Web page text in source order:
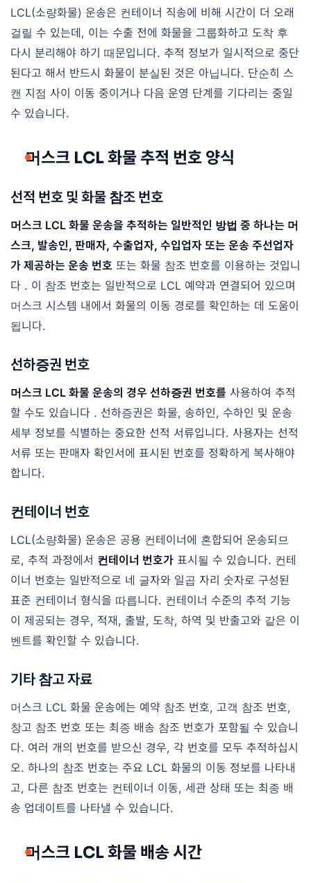
LCL(소량화물) 운송은 컨테이너 직송에 비해 시간이 더 오래
걸릴 수 있는데, 이는 수출 전에 화물을 그룹화하고 도착 후
다시 분리해야 하기 때문입니다. 추적 정보가 일시적으로 중단
된다고 해서 반드시 화물이 분실된 것은 아닙니다. 단순히 스
캔 지점 사이 이동 중이거나 다음 운영 단계를 기다리는 중일
수 있습니다.
머스크 LCL 화물 추적 번호 양식
선적 번호 및 화물 참조 번호
머스크 LCL 화물 운송을 추적하는 일반적인 방법 중 하나는 머
스크, 발송인, 판매자, 수출업자, 수입업자 또는 운송 주선업자
가 제공하는 운송 번호 또는 화물 참조 번호를 이용하는 것입니
다 . 이 참조 번호는 일반적으로 LCL 예약과 연결되어 있으며
머스크 시스템 내에서 화물의 이동 경로를 확인하는 데 도움이
됩니다.
선하증권 번호
머스크 LCL 화물 운송의 경우 선하증권 번호를 사용하여 추적
할 수도 있습니다 . 선하증권은 화물, 송하인, 수하인 및 운송
세부 정보를 식별하는 중요한 선적 서류입니다. 사용자는 선적
서류 또는 판매자 확인서에 표시된 번호를 정확하게 복사해야
합니다.
컨테이너 번호
LCL(소량화물) 운송은 공용 컨테이너에 혼합되어 운송되므
로, 추적 과정에서 컨테이너 번호가 표시될 수 있습니다. 컨테
이너 번호는 일반적으로 네 글자와 일곱 자리 숫자로 구성된
표준 컨테이너 형식을 따릅니다. 컨테이너 수준의 추적 기능
이 제공되는 경우, 적재, 출발, 도착, 하역 및 반출고와 같은 이
벤트를 확인할 수 있습니다.
기타 참고 자료
머스크 LCL 화물 운송에는 예약 참조 번호, 고객 참조 번호,
창고 참조 번호 또는 최종 배송 참조 번호가 포함될 수 있습니
다. 여러 개의 번호를 받으신 경우, 각 번호를 모두 추적하십시
오. 하나의 참조 번호는 주요 LCL 화물의 이동 정보를 나타내
고, 다른 참조 번호는 컨테이너 이동, 세관 상태 또는 최종 배
송 업데이트를 나타낼 수 있습니다.
머스크 LCL 화물 배송 시간